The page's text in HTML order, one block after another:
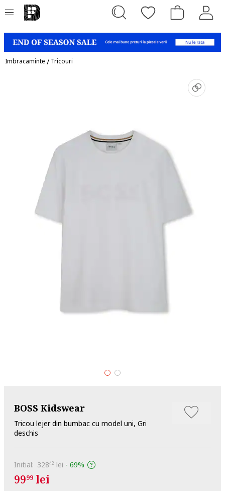
Imbracaminte / Tricouri
BOSS Kidswear
Tricou lejer din bumbac cu model uni, Gri
deschis
Initial: 32842 lei - 69%
9999 lei